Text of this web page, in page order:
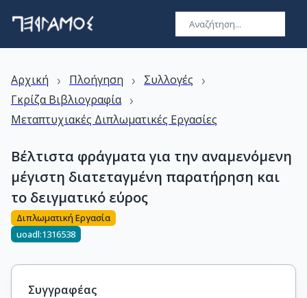
Αρχική › Πλοήγηση › Συλλογές ›
Γκρίζα Βιβλιογραφία ›
Μεταπτυχιακές Διπλωματικές Εργασίες
Βέλτιστα φράγματα για την αναμενόμενη
μέγιστη διατεταγμένη παρατήρηση και
το δειγματικό εύρος
Διπλωματική Εργασία
uoadl:1316538
Συγγραφέας